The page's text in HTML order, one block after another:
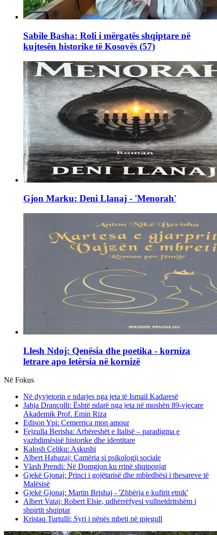
Sabile Basha: Roli i mërgatës shqiptare në
kujtesën historike të Kosovës (57)
Gjon Marku: Deni Llanaj - 'Menorah'
Llesh Ndoj: Qenësia dhe poetika - korniza
letrare apo letërsia në kornizë
Në Fokus
Në dyvjetorin e ndarjes nga jeta të Ismail Kadaresë
Jahja Drançolli: Është ndarë nga jeta në moshën 89-vjeçare
Akademik Prof. Emin Riza
Edison Ypi: Çemerrica mon amour
Fejzulla Berisha: Arbëreshët e Italisë – paradigma e
vazhdimësisë historike dhe identitare
Kalosh Çeliku: Askushi
Albert Habazaj: Çamëria si psikologji sociale
Vlash Prendi: Në Domgjon ku rrinë shqiponjat
Gjekë Gjonaj: Princi i gojëtarisë dhe mbledhësi i thesareve të
Malësisë
Gjekë Gjonaj: Martin Brishaj - 'Zhbërja e kufirit etnik'
Albert Vataj: Robert Elsie, udhërrëfyesi vullnetdritshëm i
shpirtit shqiptar
Kristaq Turtulli: Syri i nënës mbeti në mjegull